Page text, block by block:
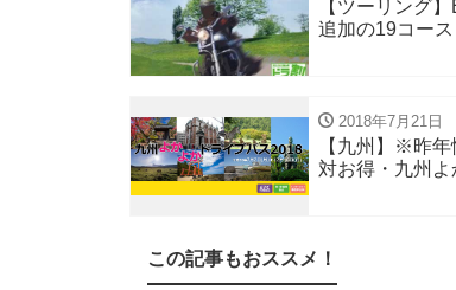
【ツーリング
追加の19コース
2018年7月21日
【九州】※昨
対お得・九州
この記事もおススメ！